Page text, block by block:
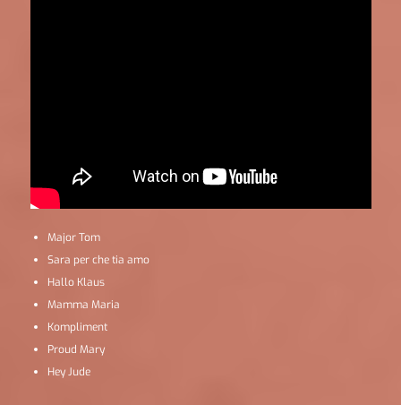
Major Tom
Sara per che tia amo
Hallo Klaus
Mamma Maria
Kompliment
Proud Mary
Hey Jude